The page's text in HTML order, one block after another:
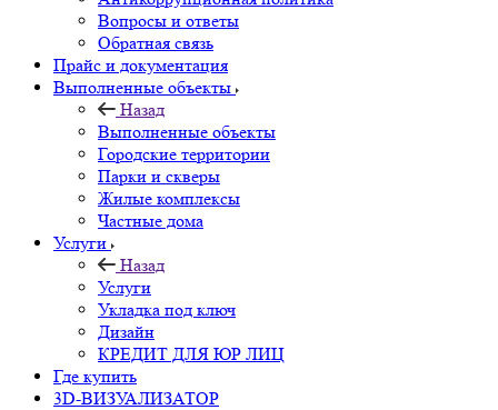
Вопросы и ответы
Обратная связь
Прайс и документация
Выполненные объекты
Назад
Выполненные объекты
Городские территории
Парки и скверы
Жилые комплексы
Частные дома
Услуги
Назад
Услуги
Укладка под ключ
Дизайн
КРЕДИТ ДЛЯ ЮР ЛИЦ
Где купить
3D-ВИЗУАЛИЗАТОР